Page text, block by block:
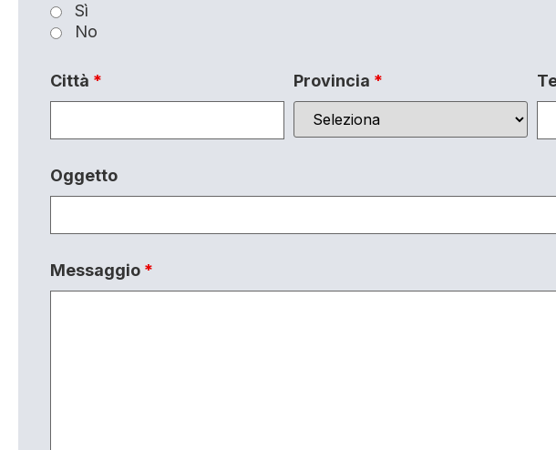
Sì
No
Città * Provincia *
Oggetto
Messaggio *